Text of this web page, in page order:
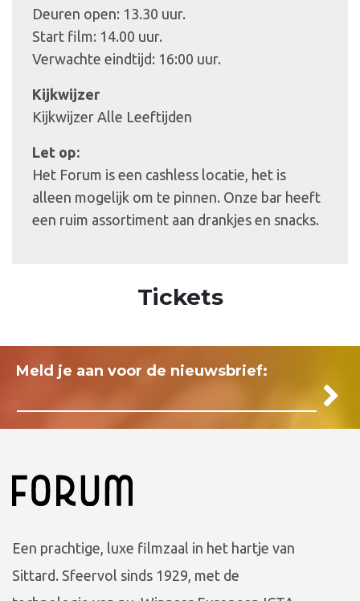
Deuren open: 13.30 uur.
Start film: 14.00 uur.
Verwachte eindtijd: 16:00 uur.
Kijkwijzer
Kijkwijzer Alle Leeftijden
Let op:
Het Forum is een cashless locatie, het is
alleen mogelijk om te pinnen. Onze bar heeft
een ruim assortiment aan drankjes en snacks.
Tickets
Meld je aan voor de nieuwsbrief:
Een prachtige, luxe filmzaal in het hartje van
Sittard. Sfeervol sinds 1929, met de